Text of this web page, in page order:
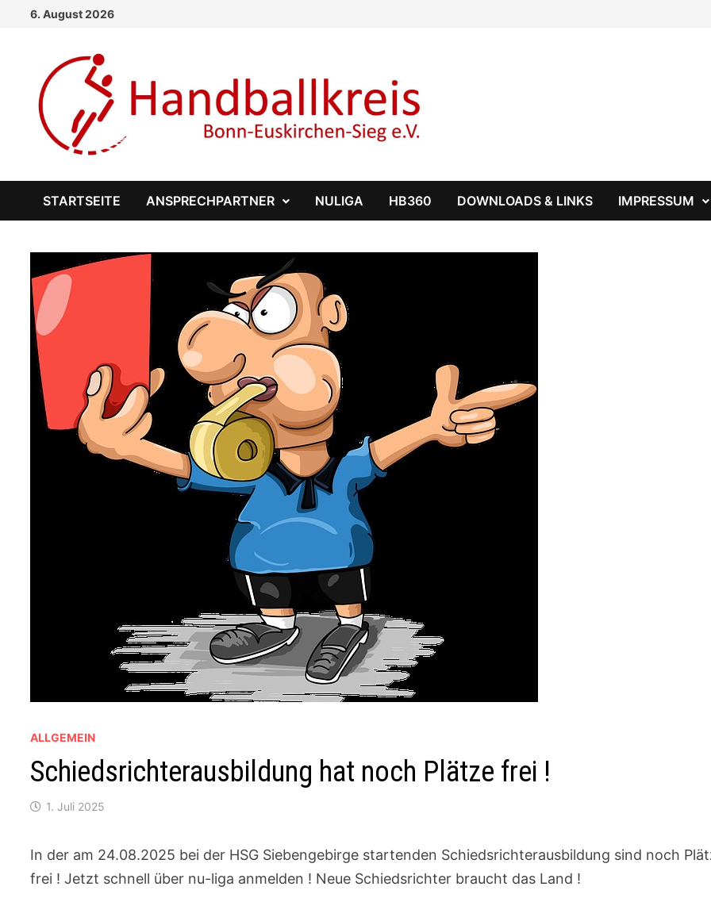
6. August 2026
STARTSEITE ANSPRECHPARTNER NULIGA HB360 DOWNLOADS & LINKS IMPRESSUM
ALLGEMEIN
Schiedsrichterausbildung hat noch Plätze frei !
1. Juli 2025
In der am 24.08.2025 bei der HSG Siebengebirge startenden Schiedsrichterausbildung sind noch
frei ! Jetzt schnell über nu-liga anmelden ! Neue Schiedsrichter braucht das Land !